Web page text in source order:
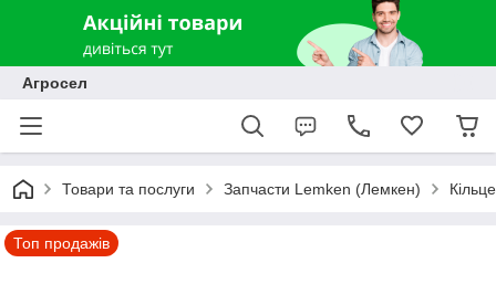
Агросел
Товари та послуги Запчасти Lemken (Лемкен)
Топ продажів